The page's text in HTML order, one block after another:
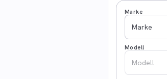
Marke
Marke
Modell
Modell